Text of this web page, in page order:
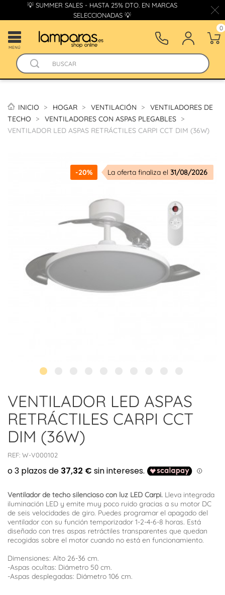
💡 SUMMER SALES - HASTA 25% DTO. EN MARCAS
SELECCIONADAS 💡
MENÚ
0
INICIO HOGAR VENTILACIÓN
VENTILADORES DE
TECHO
VENTILADORES CON ASPAS PLEGABLES
VENTILADOR LED ASPAS RETRÁCTILES CARPI CCT DIM (36W)
-20% La oferta finaliza el 31/08/2026
VENTILADOR LED ASPAS
RETRÁCTILES CARPI CCT
DIM (36W)
REF: W-V000102
Ventilador de techo silencioso con luz LED Carpi. Lleva integrada
iluminación LED y emite muy poco ruido gracias a su motor DC
de seis velocidades de giro. Puedes programar el apagado del
ventilador con su función temporizador 1-2-4-6-8 horas. Está
diseñado con tres aspas retráctiles transparentes que quedan
recogidas sobre el motor cuando no está en funcionamiento.
Dimensiones: Alto 26-36 cm.
-Aspas ocultas: Diámetro 50 cm.
-Aspas desplegadas: Diámetro 106 cm.